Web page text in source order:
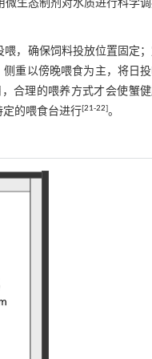
生态制剂对水质进行科学调
喂，确保饲料投放位置固定
重以傍晚喂食为主，将日
合理的喂养方式才会使蟹
的喂食台进行[21-22]。